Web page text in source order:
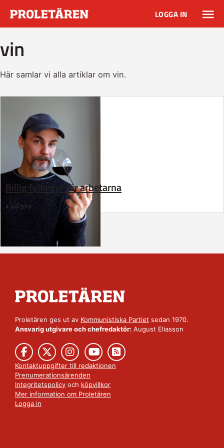
LOGGA IN
vin
Här samlar vi alla artiklar om vin.
Billig fylla dyr för arbetarna
4 juni 2019
Proletären ges ut av Kommunistiska Partiet sedan 1970.
Ansvarig utgivare och chefredaktör: August Eliasson
Kontaktuppgifter till redaktionen
Prenumerationsärenden
Integritetspolicy och köpvillkor
Mer information om Proletären
Logga in